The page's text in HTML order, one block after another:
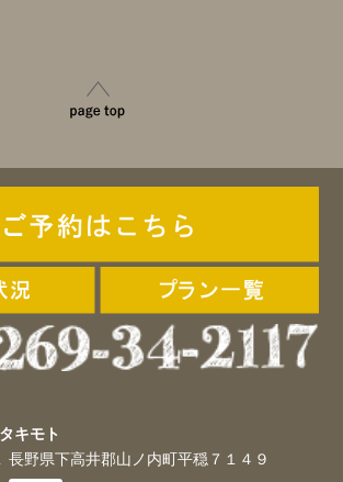
キモト
長野県下高井郡山ノ内町平穏７１４９